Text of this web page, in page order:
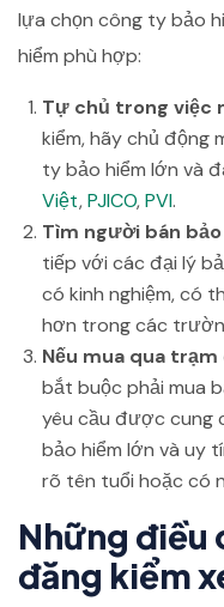
lựa chọn công ty bảo
hiểm phù hợp:
Tự chủ trong việc
kiểm, hãy chủ động
ty bảo hiểm lớn và
Việt,PJICO,PVI.
Tìm người bán
tiếp với các đại lý
có kinh nghiệm, có
hơn trong các
Nếu mua qua trạm
bắt buộc phải mua
yêu cầu được cung
bảo hiểm lớn và uy
rõ tên tuổi hoặc có
Những điều
đăng kiểm